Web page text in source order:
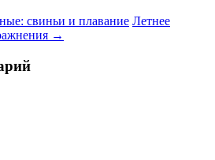
свиньи и плавание Летнее
→